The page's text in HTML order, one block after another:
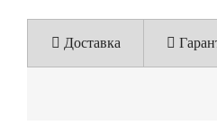
Доставка